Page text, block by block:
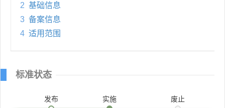
2 基础信息
3 备案信息
4 适用范围
标准状态
发布 实施 废止